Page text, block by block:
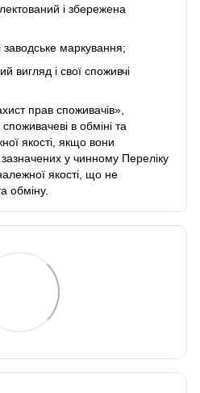
і збережена
заводське маркування;
вигляд і свої споживчі
прав споживачів»
в обміні та
якості, якщо вони
зазначених у чинному Переліку
якості, що не
обміну.